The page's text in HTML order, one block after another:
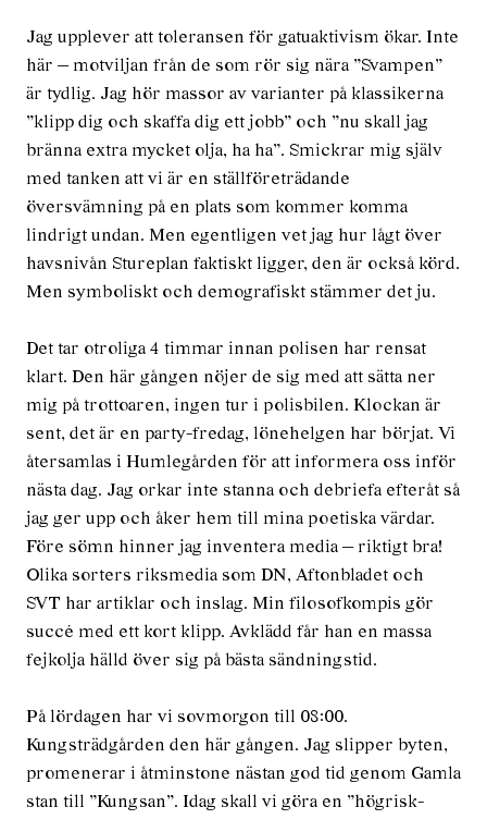
Jag upplever att toleransen för gatuaktivism ökar. Inte
här — motviljan från de som rör sig nära ”Svampen”
är tydlig. Jag hör massor av varianter på klassikerna
”klipp dig och skaffa dig ett jobb” och ”nu skall jag
bränna extra mycket olja, ha ha”. Smickrar mig själv
med tanken att vi är en ställföreträdande
översvämning på en plats som kommer komma
lindrigt undan. Men egentligen vet jag hur lågt över
havsnivån Stureplan faktiskt ligger, den är också körd.
Men symboliskt och demografiskt stämmer det ju.
Det tar otroliga 4 timmar innan polisen har rensat
klart. Den här gången nöjer de sig med att sätta ner
mig på trottoaren, ingen tur i polisbilen. Klockan är
sent, det är en party-fredag, lönehelgen har börjat. Vi
återsamlas i Humlegården för att informera oss inför
nästa dag. Jag orkar inte stanna och debriefa efteråt så
jag ger upp och åker hem till mina poetiska värdar.
Före sömn hinner jag inventera media — riktigt bra!
Olika sorters riksmedia som DN, Aftonbladet och
SVT har artiklar och inslag. Min filosofkompis gör
succé med ett kort klipp. Avklädd får han en massa
fejkolja hälld över sig på bästa sändningstid.
På lördagen har vi sovmorgon till 08:00.
Kungsträdgården den här gången. Jag slipper byten,
promenerar i åtminstone nästan god tid genom Gamla
stan till ”Kungsan”. Idag skall vi göra en ”högrisk-